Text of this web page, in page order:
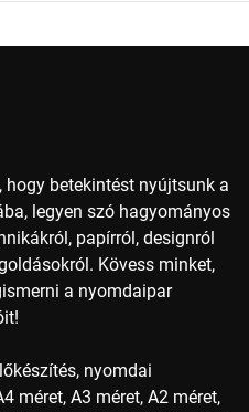
betekintést nyújtsunk a
legyen szó hagyományos
papírról, designról
Kövess minket,
a nyomdaipar
nyomdai
méret, A3 méret, A2 méret,